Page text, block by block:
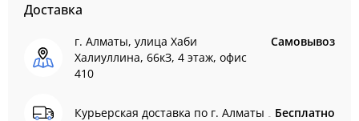
Доставка
г. Алматы, улица Хаби
Халиуллина, 66кЗ, 4 этаж, офис
410
Самовывоз
Курьерская доставка по г. Алматы Бесплатно